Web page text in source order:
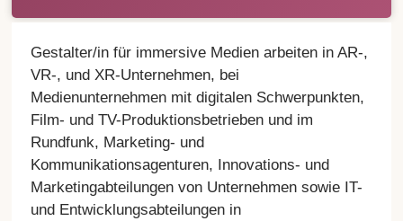
Gestalter/in für immersive Medien arbeiten in AR-,
VR-, und XR-Unternehmen, bei
Medienunternehmen mit digitalen Schwerpunkten,
Film- und TV-Produktionsbetrieben und im
Rundfunk, Marketing- und
Kommunikationsagenturen, Innovations- und
Marketingabteilungen von Unternehmen sowie IT-
und Entwicklungsabteilungen in